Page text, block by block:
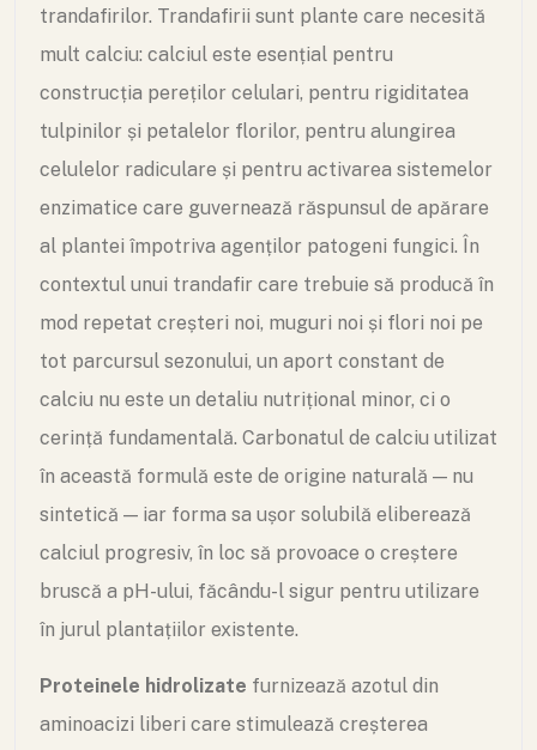
trandafirilor. Trandafirii sunt plante care necesită
mult calciu: calciul este esențial pentru
construcția pereților celulari, pentru rigiditatea
tulpinilor și petalelor florilor, pentru alungirea
celulelor radiculare și pentru activarea sistemelor
enzimatice care guvernează răspunsul de apărare
al plantei împotriva agenților patogeni fungici. În
contextul unui trandafir care trebuie să producă în
mod repetat creșteri noi, muguri noi și flori noi pe
tot parcursul sezonului, un aport constant de
calciu nu este un detaliu nutrițional minor, ci o
cerință fundamentală. Carbonatul de calciu utilizat
în această formulă este de origine naturală — nu
sintetică — iar forma sa ușor solubilă eliberează
calciul progresiv, în loc să provoace o creștere
bruscă a pH-ului, făcându-l sigur pentru utilizare
în jurul plantațiilor existente.
Proteinele hidrolizate furnizează azotul din
aminoacizi liberi care stimulează creșterea